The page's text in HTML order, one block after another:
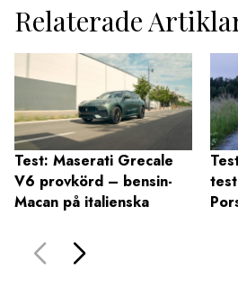
Relaterade
Test: Maserati Grecale
V6 provkörd – bensin-
Macan på italienska